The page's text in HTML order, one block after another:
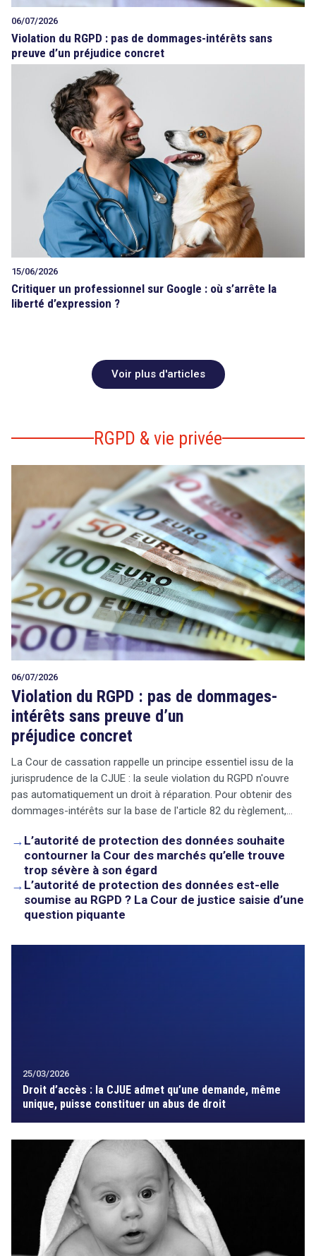
06/07/2026
Violation du RGPD : pas de dommages-intérêts sans
preuve d’un préjudice concret
15/06/2026
Critiquer un professionnel sur Google : où s’arrête la
liberté d’expression ?
Voir plus d'articles
RGPD & vie privée
06/07/2026
Violation du RGPD : pas de dommages-
intérêts sans preuve d’un
préjudice concret
La Cour de cassation rappelle un principe essentiel issu de la
jurisprudence de la CJUE : la seule violation du RGPD n'ouvre
pas automatiquement un droit à réparation. Pour obtenir des
dommages-intérêts sur la base de l'article 82 du règlement,…
→ L’autorité de protection des données souhaite
contourner la Cour des marchés qu’elle trouve
trop sévère à son égard
→ L’autorité de protection des données est-elle
soumise au RGPD ? La Cour de justice saisie d’une
question piquante
25/03/2026
Droit d’accès : la CJUE admet qu’une demande, même
unique, puisse constituer un abus de droit